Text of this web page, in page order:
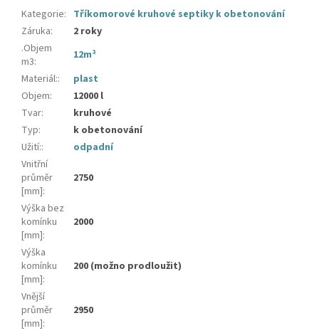
Kategorie: Tříkomorové kruhové septiky k obetonování
Záruka:
2 roky
.Objem
m3:
12m³
Materiál::
plast
Objem:
12000 l
Tvar:
kruhové
Typ:
k obetonování
Užití::
odpadní
Vnitřní
průměr
[mm]:
2750
Výška bez
komínku
[mm]:
2000
Výška
komínku
[mm]:
200 (možno prodloužit)
Vnější
průměr
[mm]:
2950